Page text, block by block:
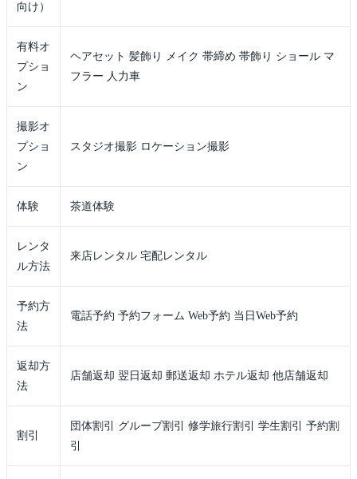
向け）
有料オ
プショ
ン
ヘアセット 髪飾り メイク 帯締め 帯飾り ショール マ
フラー 人力車
撮影オ
プショ
ン
スタジオ撮影 ロケーション撮影
体験 茶道体験
レンタ
ル方法
来店レンタル 宅配レンタル
予約方
法
電話予約 予約フォーム Web予約 当日Web予約
返却方
法
店舗返却 翌日返却 郵送返却 ホテル返却 他店舗返却
割引
団体割引 グループ割引 修学旅行割引 学生割引 予約割
引